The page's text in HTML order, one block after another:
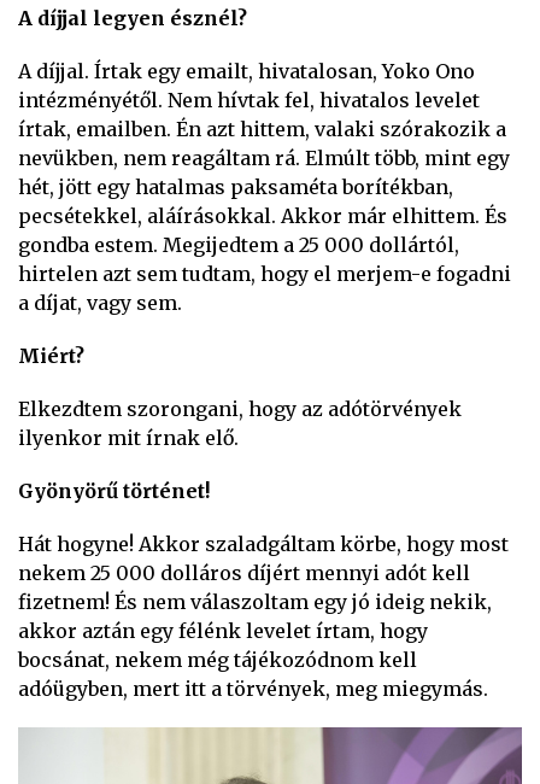
A díjjal legyen észnél?
A díjjal. Írtak egy emailt, hivatalosan, Yoko Ono
intézményétől. Nem hívtak fel, hivatalos levelet
írtak, emailben. Én azt hittem, valaki szórakozik a
nevükben, nem reagáltam rá. Elmúlt több, mint egy
hét, jött egy hatalmas paksaméta borítékban,
pecsétekkel, aláírásokkal. Akkor már elhittem. És
gondba estem. Megijedtem a 25 000 dollártól,
hirtelen azt sem tudtam, hogy el merjem-e fogadni
a díjat, vagy sem.
Miért?
Elkezdtem szorongani, hogy az adótörvények
ilyenkor mit írnak elő.
Gyönyörű történet!
Hát hogyne! Akkor szaladgáltam körbe, hogy most
nekem 25 000 dolláros díjért mennyi adót kell
fizetnem! És nem válaszoltam egy jó ideig nekik,
akkor aztán egy félénk levelet írtam, hogy
bocsánat, nekem még tájékozódnom kell
adóügyben, mert itt a törvények, meg miegymás.